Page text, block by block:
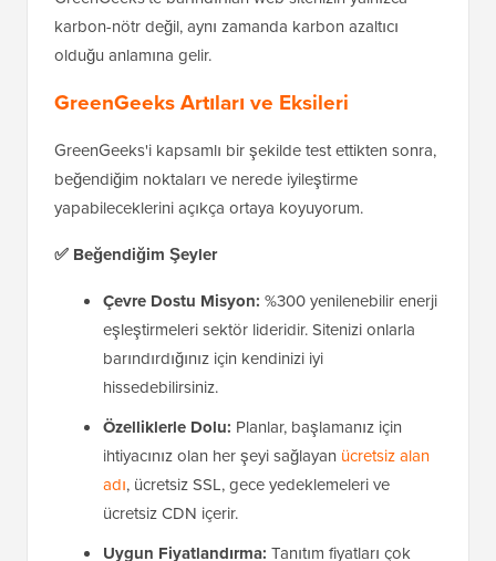
karbon-nötr değil, aynı zamanda karbon azaltıcı
olduğu anlamına gelir.
GreenGeeks Artıları ve Eksileri
GreenGeeks'i kapsamlı bir şekilde test ettikten sonra,
beğendiğim noktaları ve nerede iyileştirme
yapabileceklerini açıkça ortaya koyuyorum.
✅ Beğendiğim Şeyler
Çevre Dostu Misyon: %300 yenilenebilir enerji
eşleştirmeleri sektör lideridir. Sitenizi onlarla
barındırdığınız için kendinizi iyi
hissedebilirsiniz.
Özelliklerle Dolu: Planlar, başlamanız için
ihtiyacınız olan her şeyi sağlayan ücretsiz alan
adı, ücretsiz SSL, gece yedeklemeleri ve
ücretsiz CDN içerir.
Uygun Fiyatlandırma: Tanıtım fiyatları çok